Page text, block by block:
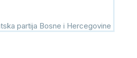
partija Bosne i Hercegovine